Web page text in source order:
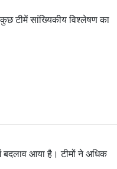
टीमें सांख्यिकीय विश्लेषण का
बदलाव आया है। टीमों ने अधिक